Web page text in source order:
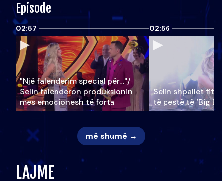
Episode
02:57
"Një falenderim special për…"/
Selin falënderon produksionin
mes emocionesh të forta
02:56
Selin shpallet
të pestë të ‘Big
më shumë →
LAJME